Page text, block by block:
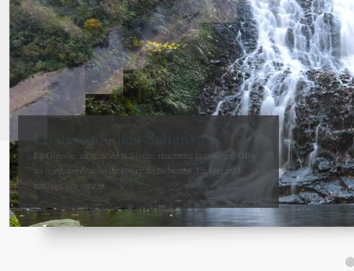
Méandres et boires de la Sioule
avant de rejoindre l’Allier
La confluence entre la Sioule et l’Allier se fait entre Contigny
et La Ferté-Hauterive peu après Saint-Pourçain sur-Sioule à...